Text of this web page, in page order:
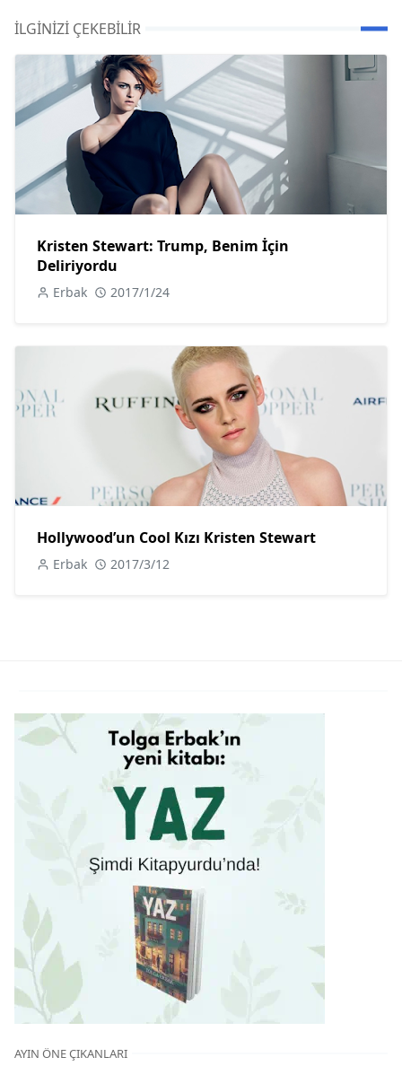
İLGINIZI ÇEKEBILIR
Kristen Stewart: Trump, Benim İçin
Deliriyordu
Erbak 2017/1/24
Hollywood’un Cool Kızı Kristen Stewart
Erbak 2017/3/12
AYIN ÖNE ÇIKANLARI